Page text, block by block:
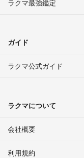
ラクマ最強鑑定
ガイド
ラクマ公式ガイド
ラクマについて
会社概要
利用規約